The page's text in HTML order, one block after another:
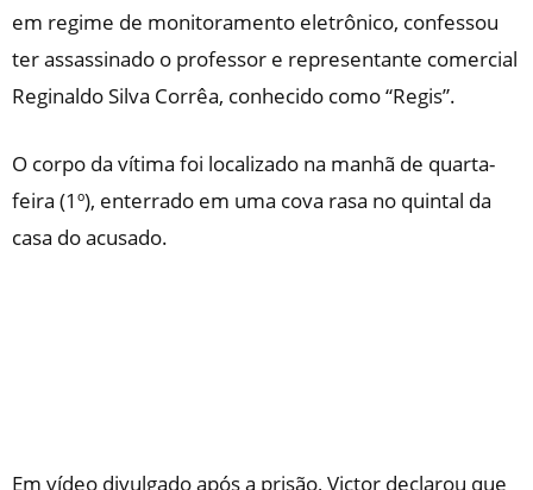
em regime de monitoramento eletrônico, confessou
ter assassinado o professor e representante comercial
Reginaldo Silva Corrêa, conhecido como “Regis”.
O corpo da vítima foi localizado na manhã de quarta-
feira (1º), enterrado em uma cova rasa no quintal da
casa do acusado.
Em vídeo divulgado após a prisão, Victor declarou que